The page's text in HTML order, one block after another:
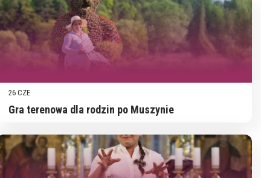
26 CZE
Gra terenowa dla rodzin po Muszynie